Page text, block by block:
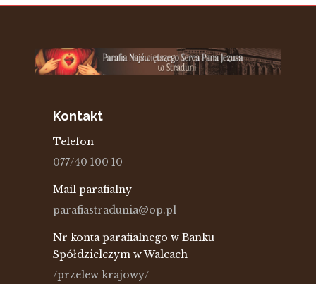
Kontakt
Telefon
077/40 100 10
Mail parafialny
parafiastradunia@op.pl
Nr konta parafialnego w Banku
Spółdzielczym w Walcach
/przelew krajowy/